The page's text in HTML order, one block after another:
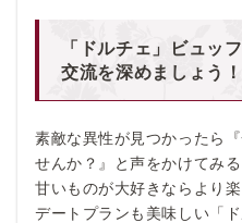
「ドルチェ」ビュッ
交流を深めましょう！
素敵な異性が見つかったら
せんか？』と声をかけてみ
甘いものが大好きならより
デートプランも美味しい「